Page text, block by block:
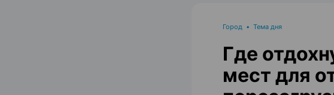
Город • Тема дня
Где
мест для